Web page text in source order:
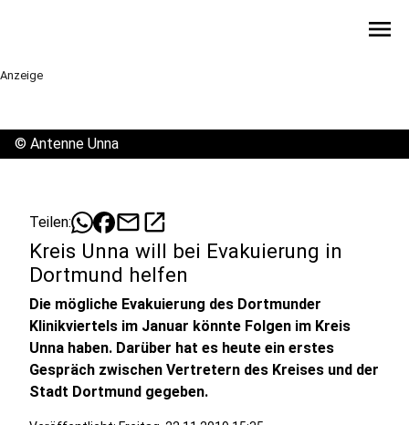
menu
Anzeige
© Antenne Unna
Teilen: mailopen_in_new
Kreis Unna will bei Evakuierung in
Dortmund helfen
Die mögliche Evakuierung des Dortmunder
Klinikviertels im Januar könnte Folgen im Kreis
Unna haben. Darüber hat es heute ein erstes
Gespräch zwischen Vertretern des Kreises und der
Stadt Dortmund gegeben.